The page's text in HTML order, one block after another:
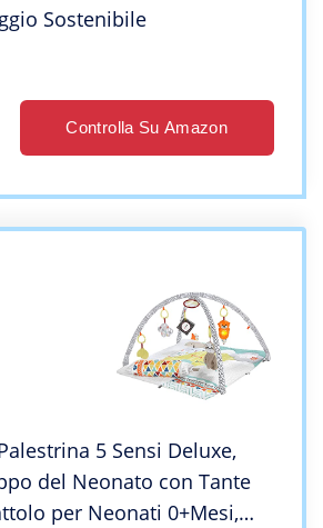
Sostenibile
Controlla Su Amazon
5 Sensi Deluxe,
del Neonato con Tante
per Neonati 0+Mesi,